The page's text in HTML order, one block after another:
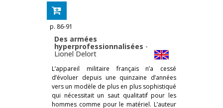
p. 86-91
Des armées
hyperprofessionnalisées -
Lionel Delort
L’appareil militaire français n’a cessé
d’évoluer depuis une quinzaine d’années
vers un modèle de plus en plus sophistiqué
qui nécessitait un saut qualitatif pour les
hommes comme pour le matériel. L’auteur